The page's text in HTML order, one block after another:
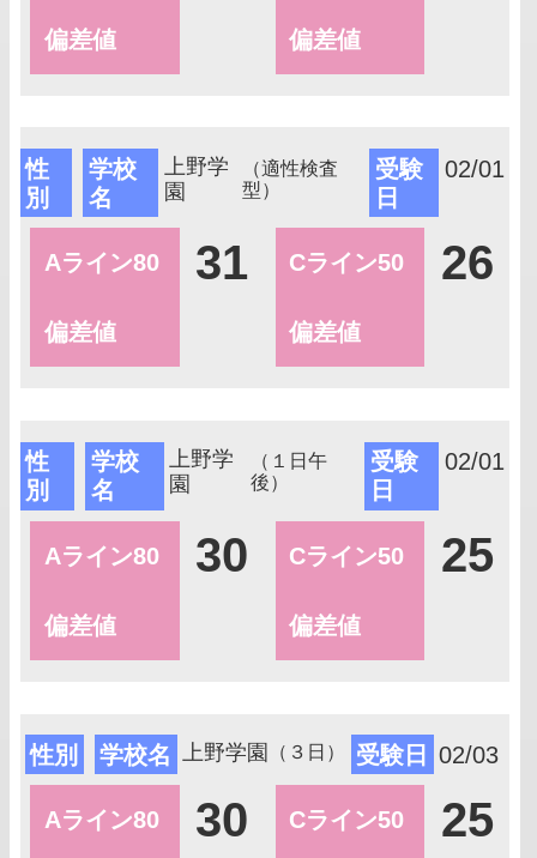
偏差値 偏差値
性
別
学校
名
上野学
園
（適性検査
型）
受験
日
02/01
Aライン80
偏差値
31 Cライン50
偏差値
26
性
別
学校
名
上野学
園
（１日午
後）
受験
日
02/01
Aライン80
偏差値
30 Cライン50
偏差値
25
性別 学校名 上野学園 （３日） 受験日 02/03
Aライン80 30 Cライン50 25